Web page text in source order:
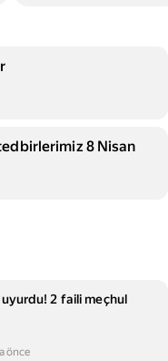
8 Nisan
2 faili meçhul
önce